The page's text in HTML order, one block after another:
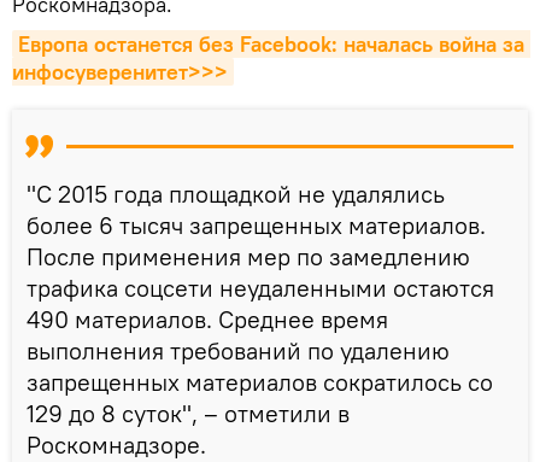
Европа останется без Facebook: началась война за
инфосуверенитет>>>
"С 2015 года площадкой не удалялись
более 6 тысяч запрещенных материалов.
После применения мер по замедлению
трафика соцсети неудаленными остаются
490 материалов. Среднее время
выполнения требований по удалению
запрещенных материалов сократилось со
129 до 8 суток", – отметили в
Роскомнадзоре.